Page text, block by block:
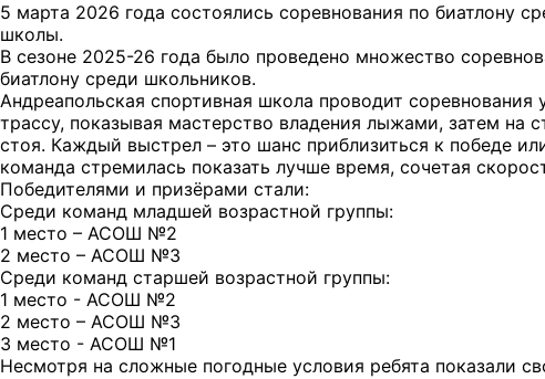
5 марта 2026 года состоялись соревнования по биатлону
школы.
В сезоне 2025-26 года было проведено множество
биатлону среди школьников.
Андреапольская спортивная школа проводит
трассу, показывая мастерство владения лыжами, затем на
стоя. Каждый выстрел – это шанс приблизиться к победе
команда стремилась показать лучше время, сочетая
Победителями и призёрами стали:
Среди команд младшей возрастной группы:
1 место – АСОШ №2
2 место – АСОШ №3
Среди команд старшей возрастной группы:
1 место - АСОШ №2
2 место – АСОШ №3
3 место - АСОШ №1
Несмотря на сложные погодные условия ребята показали